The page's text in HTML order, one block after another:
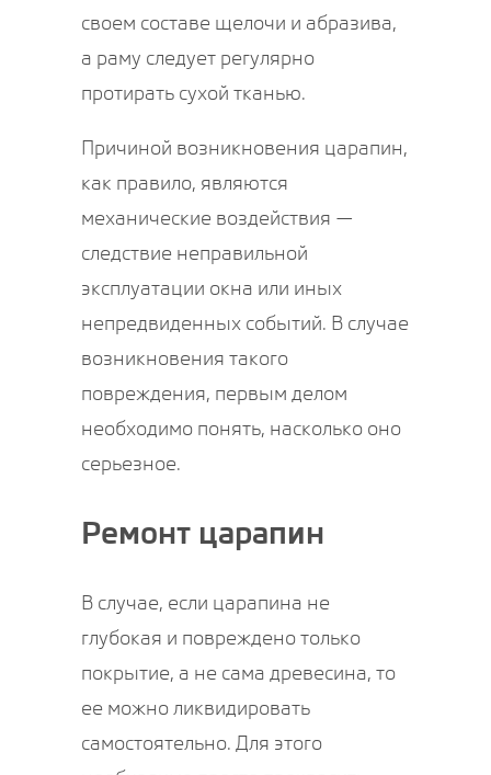
своем составе щелочи и абразива,
а раму следует регулярно
протирать сухой тканью.
Причиной возникновения царапин,
как правило, являются
механические воздействия —
следствие неправильной
эксплуатации окна или иных
непредвиденных событий. В случае
возникновения такого
повреждения, первым делом
необходимо понять, насколько оно
серьезное.
Ремонт царапин
В случае, если царапина не
глубокая и повреждено только
покрытие, а не сама древесина, то
ее можно ликвидировать
самостоятельно. Для этого